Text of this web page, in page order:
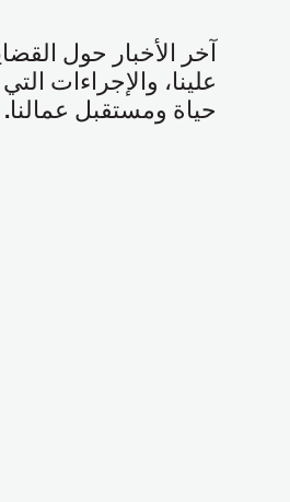
آخر الأخبار حول
علينا، والإجراءات
حياة ومستقبل عمالنا.